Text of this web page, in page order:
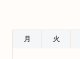
月 火